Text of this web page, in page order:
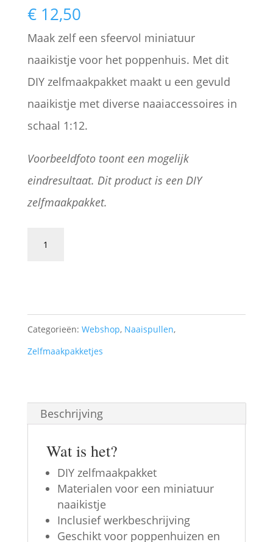
€12,50
Maak zelf een sfeervol miniatuur
naaikistje voor het poppenhuis. Met dit
DIY zelfmaakpakket maakt u een gevuld
naaikistje met diverse naaiaccessoires in
schaal 1:12.
Voorbeeldfoto toont een mogelijk
eindresultaat. Dit product is een DIY
zelfmaakpakket.
1:12
aantal
Categorieën: Webshop, Naaispullen,
Zelfmaakpakketjes
Beschrijving
Wat is het?
DIY zelfmaakpakket
Materialen voor een miniatuur
naaikistje
Inclusief werkbeschrijving
Geschikt voor poppenhuizen en